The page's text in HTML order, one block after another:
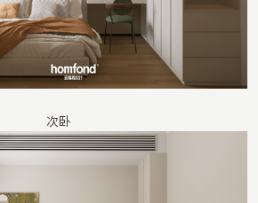
次卧